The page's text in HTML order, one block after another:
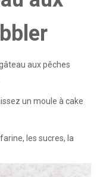
aux pêches
un moule à cake
les sucres, la